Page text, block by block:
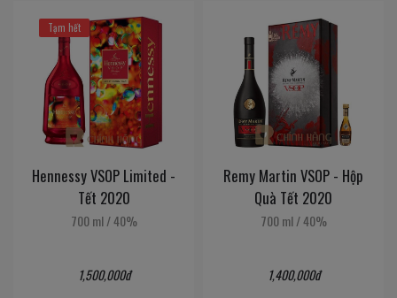
Tạm hết
Hennessy VSOP Limited -
Tết 2020
700 ml/40%
1,500,000đ
Remy Martin VSOP - Hộp
Quà Tết 2020
700 ml/40%
1,400,000đ